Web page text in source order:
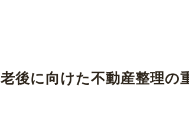
老後に向けた不動産整理の